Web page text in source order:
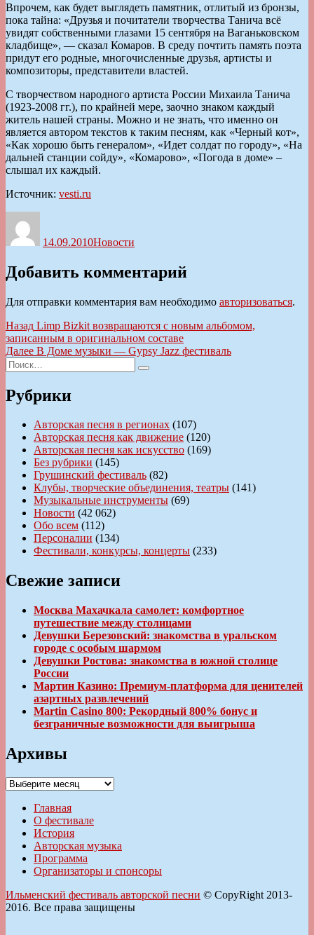
Впрочем, как будет выглядеть памятник, отлитый из бронзы,
пока тайна: «Друзья и почитатели творчества Танича всё
увидят собственными глазами 15 сентября на Ваганьковском
кладбище», — сказал Комаров. В среду почтить память поэта
придут его родные, многочисленные друзья, артисты и
композиторы, представители властей.
С творчеством народного артиста России Михаила Танича
(1923-2008 гг.), по крайней мере, заочно знаком каждый
житель нашей страны. Можно и не знать, что именно он
является автором текстов к таким песням, как «Черный кот»,
«Как хорошо быть генералом», «Идет солдат по городу», «На
дальней станции сойду», «Комарово», «Погода в доме» –
слышал их каждый.
Источник: vesti.ru
14.09.2010Новости
Добавить комментарий
Для отправки комментария вам необходимо авторизоваться.
Навигация
по
записям
Назад Предыдущая
запись:
Limp Bizkit возвращаются с новым альбомом,
записанным в оригинальном составе
Далее Следующая
В Доме музыки — Gypsy Jazz фестиваль
Искать:
Поиск
Рубрики
Авторская песня в регионах (107)
Авторская песня как движение (120)
Авторская песня как искусство (169)
Без рубрики (145)
Грушинский фестиваль (82)
Клубы, творческие объединения, театры (141)
Музыкальные инструменты (69)
Новости (42 062)
Обо всем (112)
Персоналии (134)
Фестивали, конкурсы, концерты (233)
Свежие записи
Москва Махачкала самолет: комфортное
путешествие между столицами
Девушки Березовский: знакомства в уральском
городе с особым шармом
Девушки Ростова: знакомства в южной столице
России
Мартин Казино: Премиум-платформа для ценителей
азартных развлечений
Martin Casino 800: Рекордный 800% бонус и
безграничные возможности для выигрыша
Архивы
Архивы
Главная
О фестивале
История
Авторская музыка
Программа
Организаторы и спонсоры
Ильменский фестиваль авторской песни © CopyRight 2013-
2016. Все права защищены